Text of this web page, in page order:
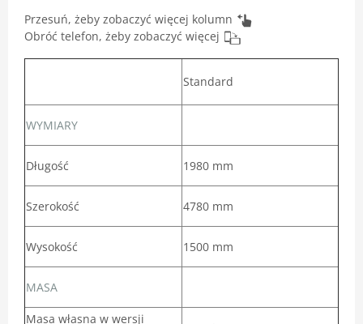
Przesuń, żeby zobaczyć więcej kolumn
Obróć telefon, żeby zobaczyć więcej
Standard
WYMIARY
Długość 1980 mm
Szerokość 4780 mm
Wysokość 1500 mm
MASA
Masa własna w wersji